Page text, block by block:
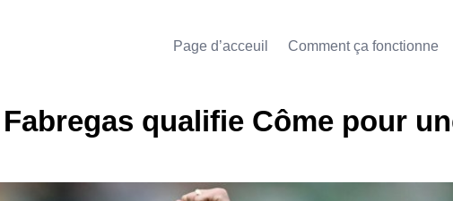
Page d’acceuil Comment ça fonctionne
qualifie Côme pour